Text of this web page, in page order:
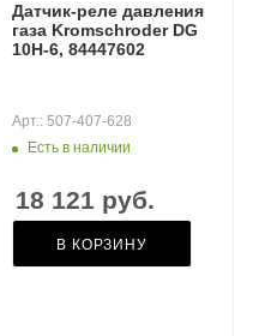
Датчик-реле давления
газа Kromschroder DG
10H-6, 84447602
Есть в наличии
Арт.: 507-407-628
18 121 руб.
В КОРЗИНУ